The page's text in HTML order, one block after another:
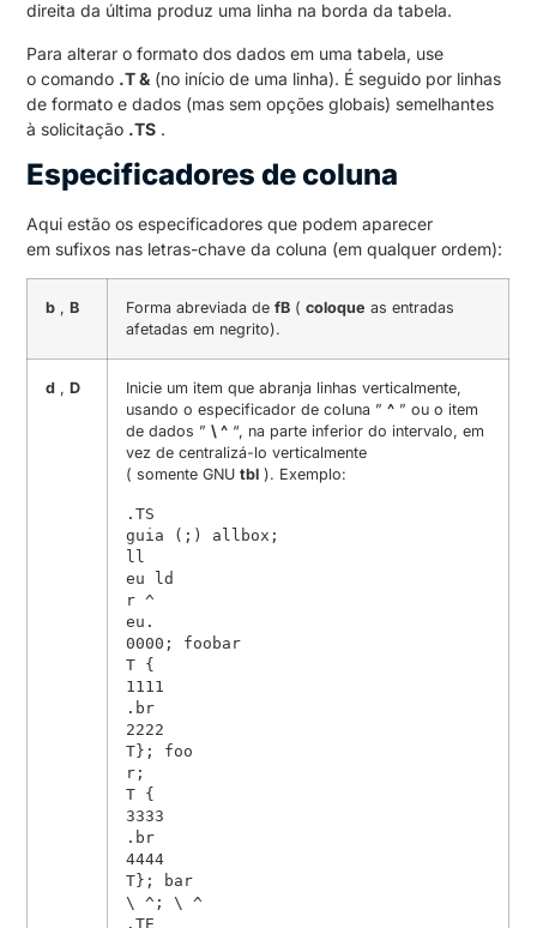
direita da última produz uma linha na borda da tabela.
Para alterar o formato dos dados em uma tabela, use
o comando .T & (no início de uma linha). É seguido por linhas
de formato e dados (mas sem opções globais) semelhantes
à solicitação .TS .
Especificadores de coluna
Aqui estão os especificadores que podem aparecer
em sufixos nas letras-chave da coluna (em qualquer ordem):
b ,B Forma abreviada defB (coloque as entradas
afetadas em negrito).
d ,D
Inicie um item que abranja linhas verticalmente,
usando o especificador de coluna ”^ ” ou o item
de dados ”\ ^ “, na parte inferior do intervalo, em
vez de centralizá-lo verticalmente
( somente GNUtbl ). Exemplo:
.TS
guia (;) allbox;
ll
eu ld
r ^
eu.
0000; foobar
T {
1111
.br
2222
T}; foo
r;
T {
3333
.br
4444
T}; bar
\ ^; \ ^
.TE